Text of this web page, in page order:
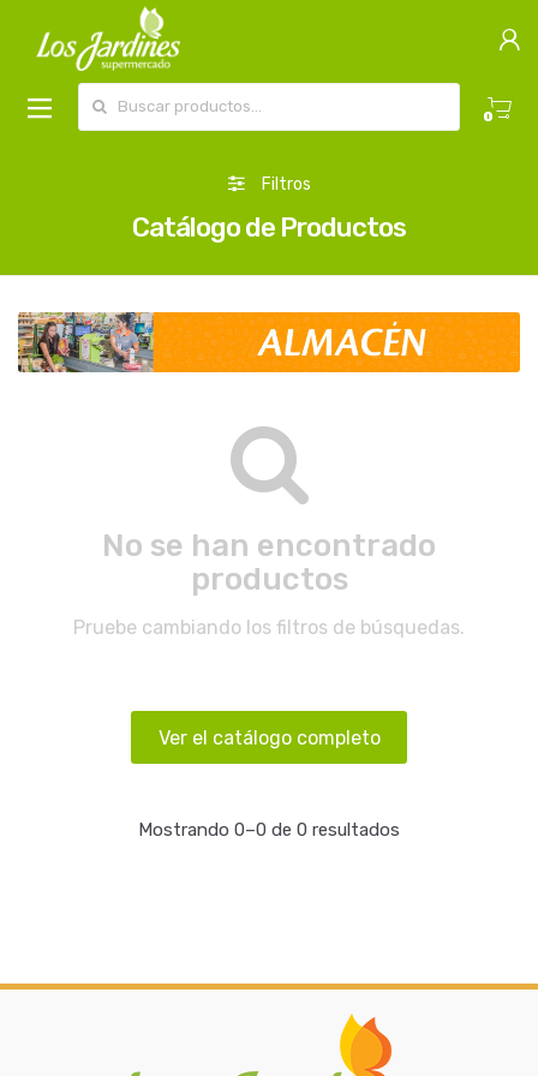
0
Filtros
Catálogo de Productos
No se han encontrado
productos
Pruebe cambiando los filtros de búsquedas.
Ver el catálogo completo
Mostrando 0–0 de 0 resultados